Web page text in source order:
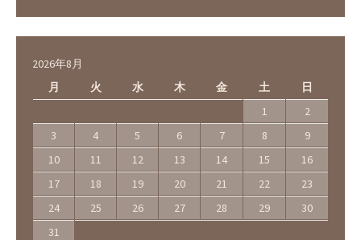
2026年8月
月
火 水 木 金 土 日
1
2
3
4 5 6 7 8
9
10
11 12 13 14 15
16
17
18 19 20 21 22
23
24
25 26 27 28 29
30
31